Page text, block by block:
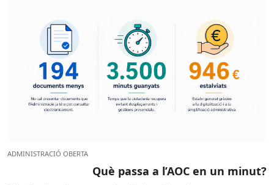
ADMINISTRACIÓ OBERTA
Què passa a l’AOC en un minut?